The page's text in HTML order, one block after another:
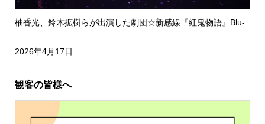
柚香光、鈴木拡樹らが出演した劇団☆新感線『紅鬼物語』Blu-
2026年4月17日
観客の皆様へ